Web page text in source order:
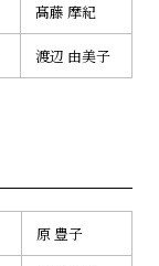
髙藤 摩紀
渡辺 由美子
原 豊子